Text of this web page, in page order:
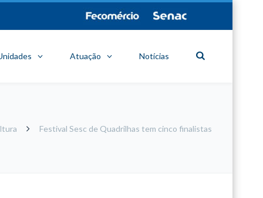
Atuação Notícias
Festival Sesc de Quadrilhas tem cinco finalistas